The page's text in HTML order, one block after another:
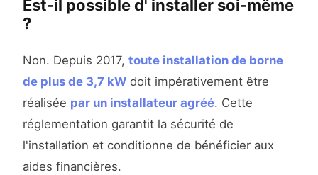
Est-il possible d' installer soi-même
?
Non. Depuis 2017, toute installation de borne
de plus de 3,7 kW doit impérativement être
réalisée par un installateur agréé. Cette
réglementation garantit la sécurité de
l'installation et conditionne de bénéficier aux
aides financières.